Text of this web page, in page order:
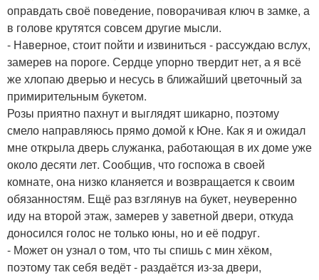
оправдать своё поведение, поворачивая ключ в замке, а
в голове крутятся совсем другие мысли.
- Наверное, стоит пойти и извиниться - рассуждаю вслух,
замерев на пороге. Сердце упорно твердит нет, а я всё
же хлопаю дверью и несусь в ближайший цветочный за
примирительным букетом.
Розы приятно пахнут и выглядят шикарно, поэтому
смело направляюсь прямо домой к Юне. Как я и ожидал
мне открыла дверь служанка, работающая в их доме уже
около десяти лет. Сообщив, что госпожа в своей
комнате, она низко кланяется и возвращается к своим
обязанностям. Ещё раз взглянув на букет, неуверенно
иду на второй этаж, замерев у заветной двери, откуда
доносился голос не только юны, но и её подруг.
- Может он узнал о том, что ты спишь с мин хёком,
поэтому так себя ведёт - раздаётся из-за двери,